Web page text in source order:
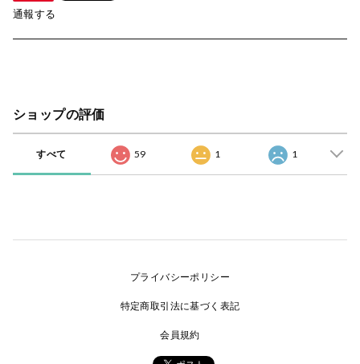
通報する
ショップの評価
すべて 59 1 1
プライバシーポリシー
特定商取引法に基づく表記
会員規約